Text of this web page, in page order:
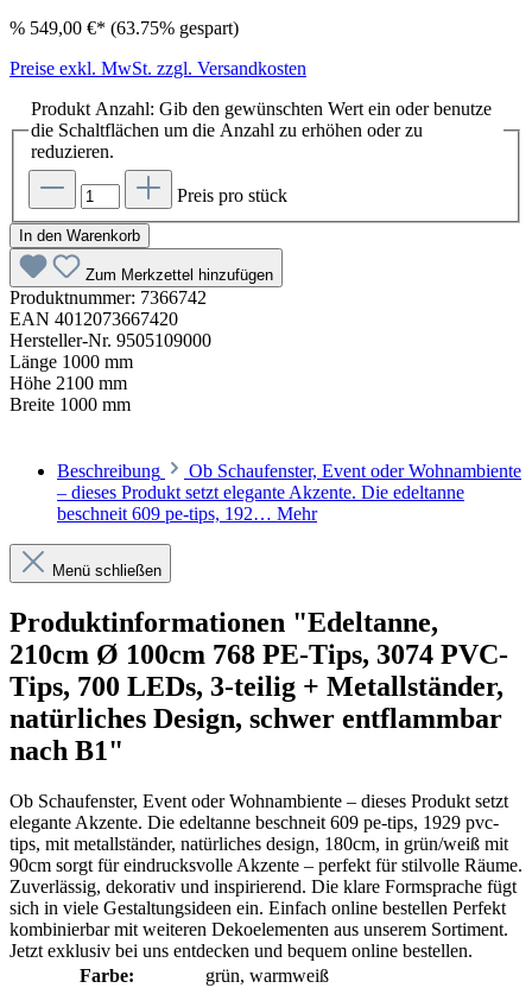
% 549,00 €* (63.75% gespart)
Preise exkl. MwSt. zzgl. Versandkosten
Produkt Anzahl: Gib den gewünschten Wert ein oder benutze
die Schaltflächen um die Anzahl zu erhöhen oder zu
reduzieren.
Preis pro stück
In den Warenkorb
Zum Merkzettel hinzufügen
Produktnummer: 7366742
EAN 4012073667420
Hersteller-Nr. 9505109000
Länge 1000 mm
Höhe 2100 mm
Breite 1000 mm
Beschreibung
Ob Schaufenster, Event oder Wohnambiente
– dieses Produkt setzt elegante Akzente. Die edeltanne
beschneit 609 pe-tips, 192… Mehr
Menü schließen
Produktinformationen "Edeltanne,
210cm Ø 100cm 768 PE-Tips, 3074 PVC-
Tips, 700 LEDs, 3-teilig + Metallständer,
natürliches Design, schwer entflammbar
nach B1"
Ob Schaufenster, Event oder Wohnambiente – dieses Produkt setzt
elegante Akzente. Die edeltanne beschneit 609 pe-tips, 1929 pvc-
tips, mit metallständer, natürliches design, 180cm, in grün/weiß mit
90cm sorgt für eindrucksvolle Akzente – perfekt für stilvolle Räume.
Zuverlässig, dekorativ und inspirierend. Die klare Formsprache fügt
sich in viele Gestaltungsideen ein. Einfach online bestellen Perfekt
kombinierbar mit weiteren Dekoelementen aus unserem Sortiment.
Jetzt exklusiv bei uns entdecken und bequem online bestellen.
Farbe:
grün, warmweiß